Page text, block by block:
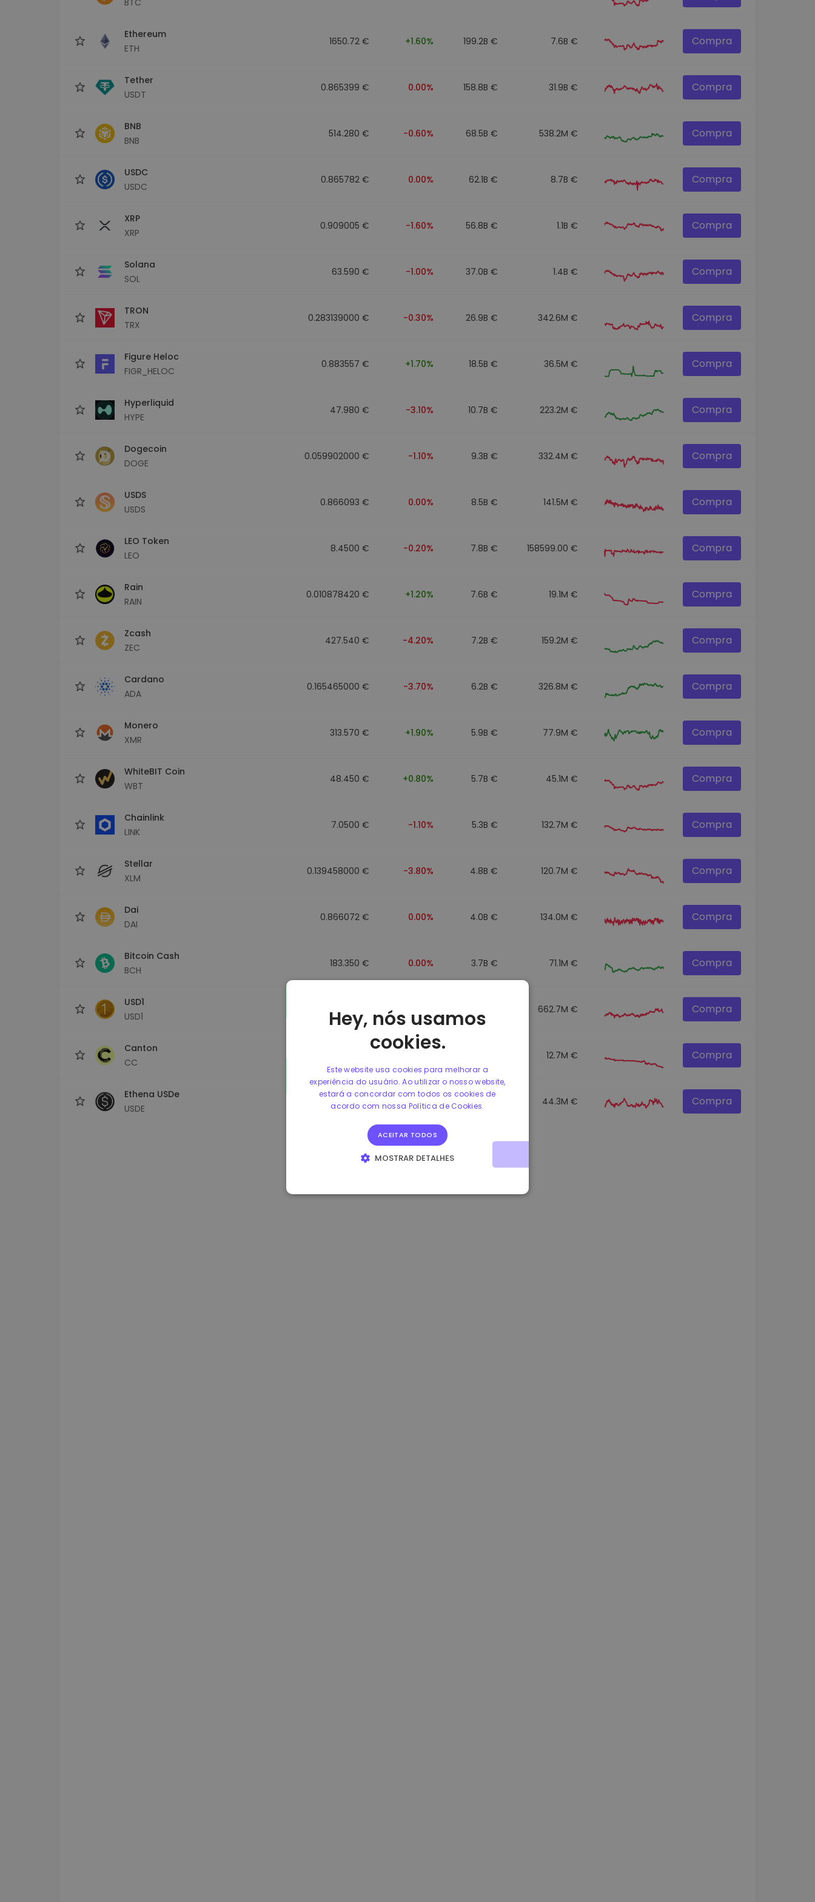
Ethereum
ETH
1650.72 € +1.60% 199.2B € 7.6B € Compra
Tether
USDT
0.865399 € 0.00% 158.8B € 31.9B € Compra
BNB
BNB
514.280 € -0.60% 68.5B € 538.2M € Compra
USDC
USDC
0.865782 € 0.00% 62.1B € 8.7B € Compra
XRP
XRP
0.909005 € -1.60% 56.8B € 1.1B € Compra
Solana
SOL
63.590 € -1.00% 37.0B € 1.4B € Compra
TRON
TRX
0.283139000 € -0.30% 26.9B € 342.6M € Compra
Figure Heloc
FIGR_HELOC
0.883557 € +1.70% 18.5B € 36.5M € Compra
Hyperliquid
HYPE
47.980 € -3.10% 10.7B € 223.2M € Compra
Dogecoin
DOGE
0.059902000 € -1.10% 9.3B € 332.4M € Compra
USDS
USDS
0.866093 € 0.00% 8.5B € 141.5M € Compra
LEO Token
LEO
8.4500 € -0.20% 7.8B € 158599.00 € Compra
Rain
RAIN
0.010878420 € +1.20% 7.6B € 19.1M € Compra
Zcash
ZEC
427.540 € -4.20% 7.2B € 159.2M € Compra
Cardano
ADA
0.165465000 € -3.70% 6.2B € 326.8M € Compra
Monero
XMR
313.570 € +1.90% 5.9B € 77.9M € Compra
WhiteBIT Coin
WBT
48.450 € +0.80% 5.7B € 45.1M € Compra
Chainlink
LINK
7.0500 € -1.10% 5.3B € 132.7M € Compra
Stellar
XLM
0.139458000 € -3.80% 4.8B € 120.7M € Compra
Dai
DAI
0.866072 € 0.00% 4.0B € 134.0M € Compra
Bitcoin Cash
BCH
183.350 € 0.00% 3.7B € 71.1M € Compra
USD1
USD1
662.7M € Compra
Canton
CC
12.7M € Compra
Ethena USDe
USDE
0.865673 € -0.10% 3.4B € 44.3M € Compra
Hey, nós usamos
cookies.
Este website usa cookies para melhorar a
experiência do usuário. Ao utilizar o nosso website,
estará a concordar com todos os cookies de
acordo com nossa Política de Cookies.
ACEITAR TODOS
MOSTRAR DETALHES